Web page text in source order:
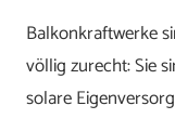
Balkonkraftwerke
völlig zurecht: Sie
solare